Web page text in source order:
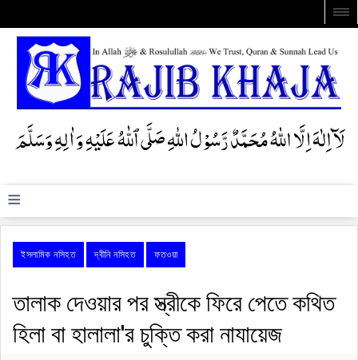
≡
ইসলামিক নসিহত দ্বীনি নসিহত ফতওয়া
তালাক দেওয়ার পর স্ত্রীকে ফিরে পেতে কথিত
হিলা বা হালালা'র চুক্তি করা নাযায়েজ